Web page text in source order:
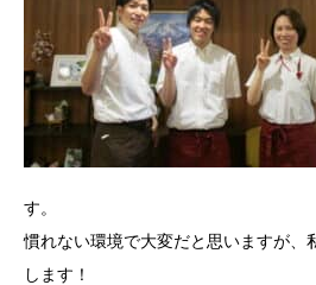
す。
慣れない環境で大変だと思いますが、
します！